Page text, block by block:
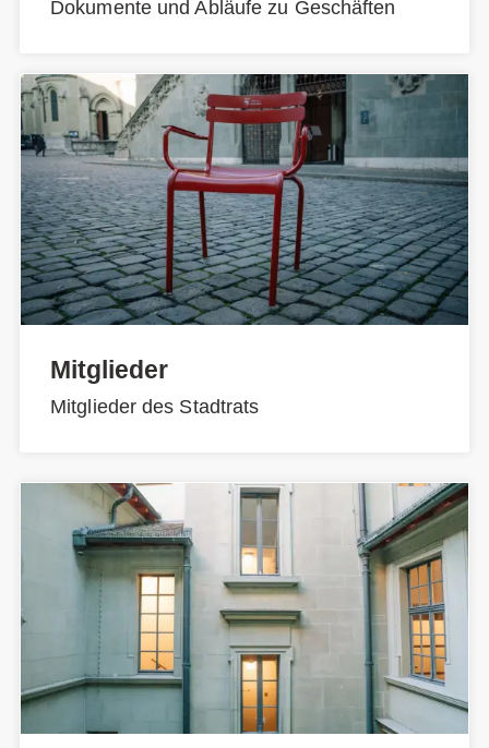
Dokumente und Abläufe zu Geschäften
Mitglieder
Mitglieder des Stadtrats